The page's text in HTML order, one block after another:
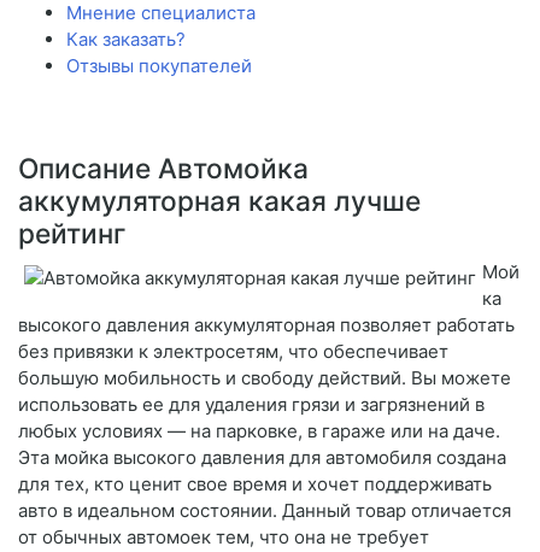
Мнение специалиста
Как заказать?
Отзывы покупателей
Описание Автомойка
аккумуляторная какая лучше
рейтинг
Мой
ка
высокого давления аккумуляторная позволяет работать
без привязки к электросетям, что обеспечивает
большую мобильность и свободу действий. Вы можете
использовать ее для удаления грязи и загрязнений в
любых условиях — на парковке, в гараже или на даче.
Эта мойка высокого давления для автомобиля создана
для тех, кто ценит свое время и хочет поддерживать
авто в идеальном состоянии. Данный товар отличается
от обычных автомоек тем, что она не требует